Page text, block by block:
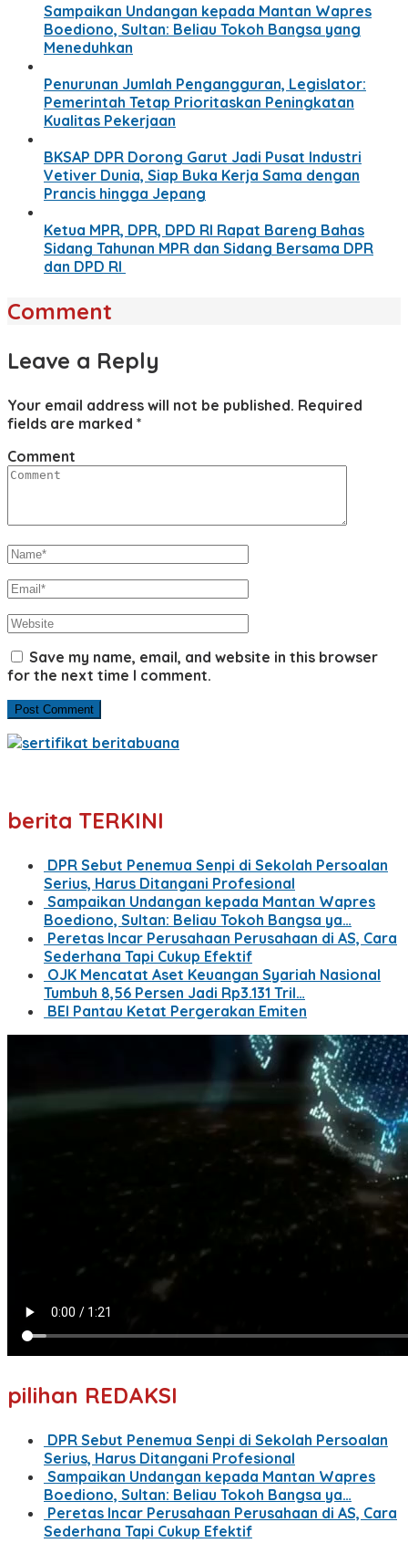
Sampaikan Undangan kepada Mantan Wapres
Boediono, Sultan: Beliau Tokoh Bangsa yang
Meneduhkan
Penurunan Jumlah Pengangguran, Legislator:
Pemerintah Tetap Prioritaskan Peningkatan
Kualitas Pekerjaan
BKSAP DPR Dorong Garut Jadi Pusat Industri
Vetiver Dunia, Siap Buka Kerja Sama dengan
Prancis hingga Jepang
Ketua MPR, DPR, DPD RI Rapat Bareng Bahas
Sidang Tahunan MPR dan Sidang Bersama DPR
dan DPD RI
Comment
Leave a Reply
Your email address will not be published. Required
fields are marked *
Comment
Save my name, email, and website in this browser
for the next time I comment.
berita TERKINI
DPR Sebut Penemua Senpi di Sekolah Persoalan
Serius, Harus Ditangani Profesional
Sampaikan Undangan kepada Mantan Wapres
Boediono, Sultan: Beliau Tokoh Bangsa ya…
Peretas Incar Perusahaan Perusahaan di AS, Cara
Sederhana Tapi Cukup Efektif
OJK Mencatat Aset Keuangan Syariah Nasional
Tumbuh 8,56 Persen Jadi Rp3.131 Tril…
BEI Pantau Ketat Pergerakan Emiten
pilihan REDAKSI
DPR Sebut Penemua Senpi di Sekolah Persoalan
Serius, Harus Ditangani Profesional
Sampaikan Undangan kepada Mantan Wapres
Boediono, Sultan: Beliau Tokoh Bangsa ya…
Peretas Incar Perusahaan Perusahaan di AS, Cara
Sederhana Tapi Cukup Efektif